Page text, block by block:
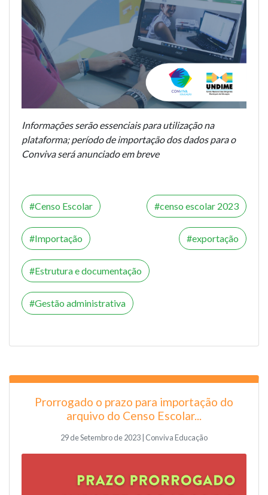
Informações serão essenciais para utilização na
plataforma; período de importação dos dados para o
Conviva será anunciado em breve
Censo Escolar censo escolar 2023
Importação exportação
Estrutura e documentação
Gestão administrativa
Prorrogado o prazo para importação do
arquivo do Censo Escolar...
29 de Setembro de 2023 | Conviva Educação